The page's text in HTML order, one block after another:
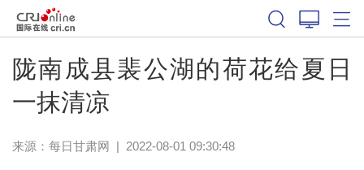
陇南成县裴公湖的荷花给夏日
一抹清凉
来源： 每日甘肃网 | 2022-08-01 09:30:48